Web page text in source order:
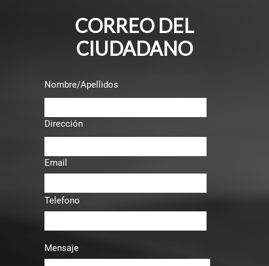
CORREO DEL
CIUDADANO
Nombre/Apellidos
Dirección
Email
Telefono
Mensaje